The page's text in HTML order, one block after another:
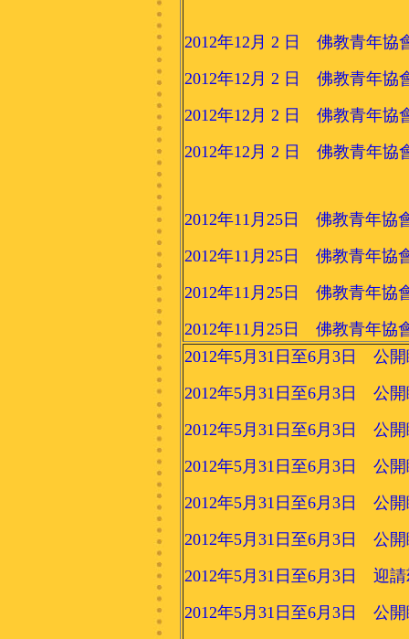
2012年12月 2 日 佛教青年協
2012年12月 2 日 佛教青年協
2012年12月 2 日 佛教青年協
2012年12月 2 日 佛教青年協
2012年11月25日 佛教青年協
2012年11月25日 佛教青年協
2012年11月25日 佛教青年協
2012年11月25日 佛教青年協
2012年5月31日至6月3日 公
2012年5月31日至6月3日 公
2012年5月31日至6月3日 公
2012年5月31日至6月3日 公
2012年5月31日至6月3日 公
2012年5月31日至6月3日 公
2012年5月31日至6月3日 迎
2012年5月31日至6月3日 公